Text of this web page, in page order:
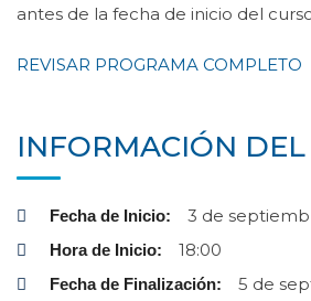
antes de la fecha de inicio del
REVISAR PROGRAMA COMPLETO
INFORMACIÓN DEL
Fecha de Inicio: 3 de
Hora de Inicio: 18:00
Fecha de Finalización: 5 de